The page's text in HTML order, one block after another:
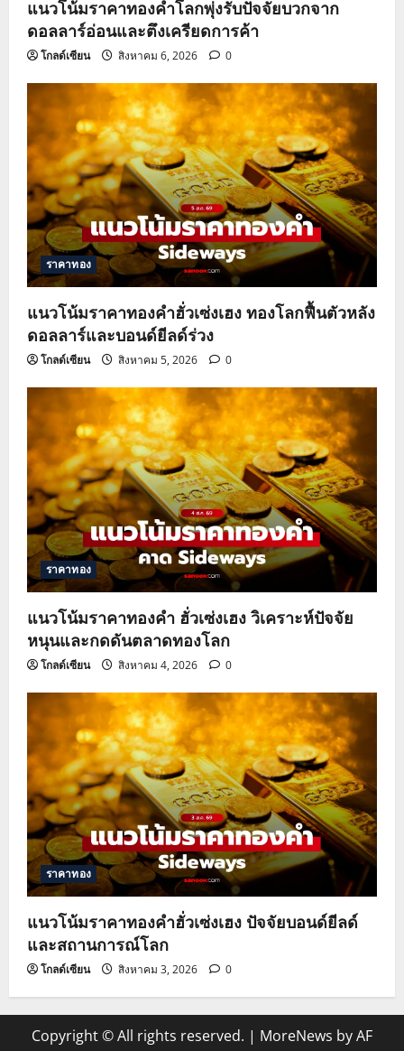
แนวโน้มราคาทองคำโลกพุ่งรับปัจจัยบวกจาก
ดอลลาร์อ่อนและตึงเครียดการค้า
โกลด์เซียน สิงหาคม 6, 2026 0
ราคาทอง
แนวโน้มราคาทองคำฮั่วเซ่งเฮง ทองโลกฟื้นตัวหลัง
ดอลลาร์และบอนด์ยีลด์ร่วง
โกลด์เซียน สิงหาคม 5, 2026 0
ราคาทอง
แนวโน้มราคาทองคำ ฮั่วเซ่งเฮง วิเคราะห์ปัจจัย
หนุนและกดดันตลาดทองโลก
โกลด์เซียน สิงหาคม 4, 2026 0
ราคาทอง
แนวโน้มราคาทองคำฮั่วเซ่งเฮง ปัจจัยบอนด์ยีลด์
และสถานการณ์โลก
โกลด์เซียน สิงหาคม 3, 2026 0
Copyright © All rights reserved. | MoreNews by AF